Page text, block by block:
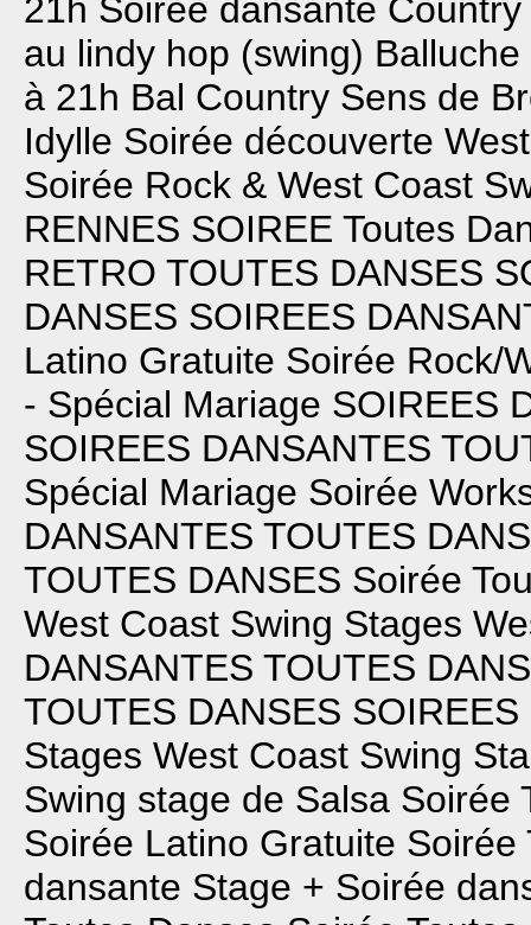
21h Soirée dansante Country
au lindy hop (swing)
à 21h Bal Country Sens de
Idylle Soirée découverte
Soirée Rock & West Coast
RENNES SOIREE Toutes
RETRO TOUTES DANSES
DANSES SOIREES
Latino Gratuite Soirée Rock/
- Spécial Mariage SOIREES
SOIREES DANSANTES
Spécial Mariage Soirée
DANSANTES TOUTES
TOUTES DANSES Soirée
West Coast Swing Stages
DANSANTES TOUTES
TOUTES DANSES
Stages West Coast Swing
Swing stage de Salsa Soirée
Soirée Latino Gratuite Soirée
dansante Stage + Soirée